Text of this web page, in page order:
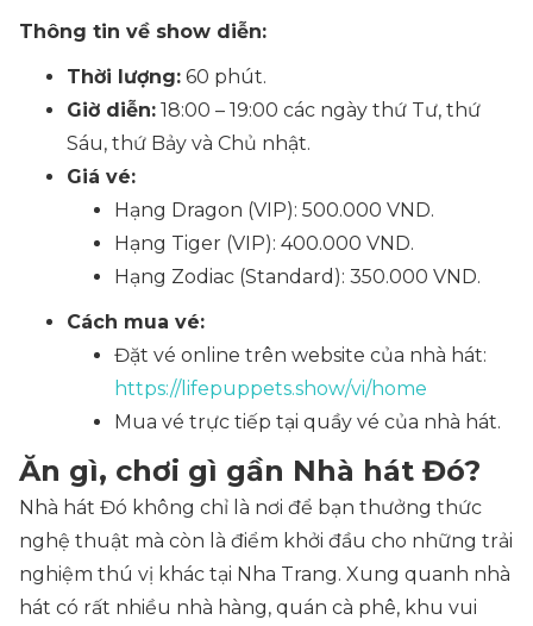
Thông tin về show diễn:
Thời lượng: 60 phút.
Giờ diễn: 18:00 – 19:00 các ngày thứ Tư, thứ
Sáu, thứ Bảy và Chủ nhật.
Giá vé:
Hạng Dragon (VIP): 500.000 VND.
Hạng Tiger (VIP): 400.000 VND.
Hạng Zodiac (Standard): 350.000 VND.
Cách mua vé:
Đặt vé online trên website của nhà hát:
https://lifepuppets.show/vi/home
Mua vé trực tiếp tại quầy vé của nhà hát.
Ăn gì, chơi gì gần Nhà hát Đó?
Nhà hát Đó không chỉ là nơi để bạn thưởng thức
nghệ thuật mà còn là điểm khởi đầu cho những trải
nghiệm thú vị khác tại Nha Trang. Xung quanh nhà
hát có rất nhiều nhà hàng, quán cà phê, khu vui